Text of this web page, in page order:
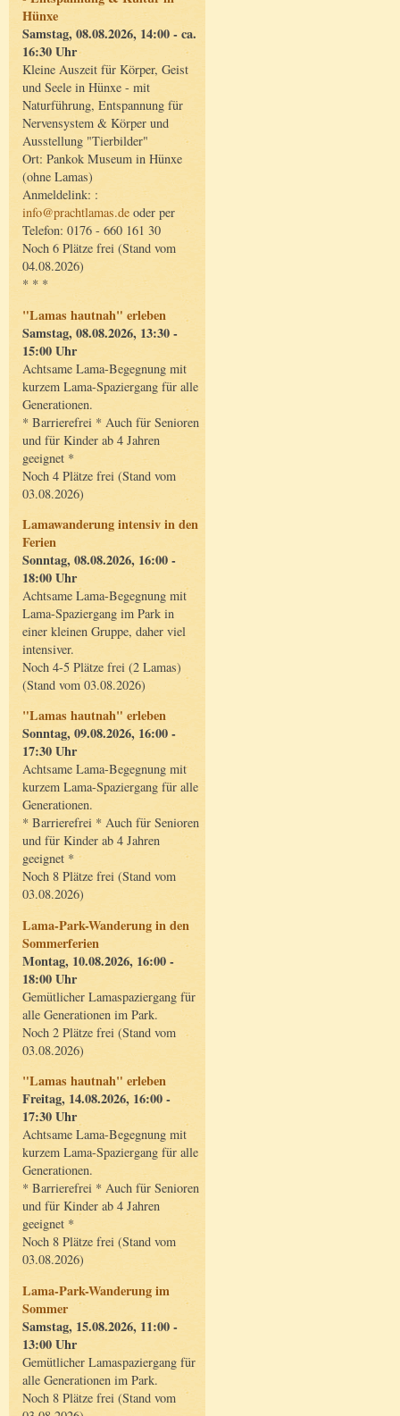
Hünxe
Samstag, 08.08.2026, 14:00 - ca.
16:30 Uhr
Kleine Auszeit für Körper, Geist
und Seele in Hünxe - mit
Naturführung, Entspannung für
Nervensystem & Körper und
Ausstellung "Tierbilder"
Ort: Pankok Museum in Hünxe
(ohne Lamas)
Anmeldelink: :
info@prachtlamas.de oder per
Telefon: 0176 - 660 161 30
Noch 6 Plätze frei (Stand vom
04.08.2026)
* * *
"Lamas hautnah" erleben
Samstag, 08.08.2026, 13:30 -
15:00 Uhr
Achtsame Lama-Begegnung mit
kurzem Lama-Spaziergang für alle
Generationen.
* Barrierefrei * Auch für Senioren
und für Kinder ab 4 Jahren
geeignet *
Noch 4 Plätze frei (Stand vom
03.08.2026)
Lamawanderung intensiv in den
Ferien
Sonntag, 08.08.2026, 16:00 -
18:00 Uhr
Achtsame Lama-Begegnung mit
Lama-Spaziergang im Park in
einer kleinen Gruppe, daher viel
intensiver.
Noch 4-5 Plätze frei (2 Lamas)
(Stand vom 03.08.2026)
"Lamas hautnah" erleben
Sonntag, 09.08.2026, 16:00 -
17:30 Uhr
Achtsame Lama-Begegnung mit
kurzem Lama-Spaziergang für alle
Generationen.
* Barrierefrei * Auch für Senioren
und für Kinder ab 4 Jahren
geeignet *
Noch 8 Plätze frei (Stand vom
03.08.2026)
Lama-Park-Wanderung in den
Sommerferien
Montag, 10.08.2026, 16:00 -
18:00 Uhr
Gemütlicher Lamaspaziergang für
alle Generationen im Park.
Noch 2 Plätze frei (Stand vom
03.08.2026)
"Lamas hautnah" erleben
Freitag, 14.08.2026, 16:00 -
17:30 Uhr
Achtsame Lama-Begegnung mit
kurzem Lama-Spaziergang für alle
Generationen.
* Barrierefrei * Auch für Senioren
und für Kinder ab 4 Jahren
geeignet *
Noch 8 Plätze frei (Stand vom
03.08.2026)
Lama-Park-Wanderung im
Sommer
Samstag, 15.08.2026, 11:00 -
13:00 Uhr
Gemütlicher Lamaspaziergang für
alle Generationen im Park.
Noch 8 Plätze frei (Stand vom